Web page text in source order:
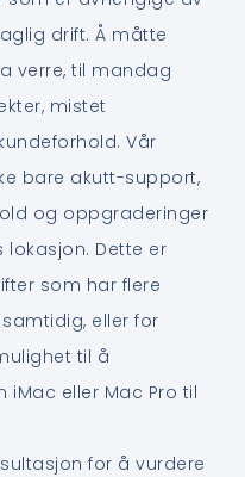
drift. Å måtte
verre, til mandag
mistet
Vår
bare akutt-support,
og oppgraderinger
lokasjon. Dette er
som har flere
eller for
til å
eller Mac Pro til
for å vurdere